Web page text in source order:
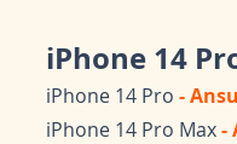
iPhone 14
iPhone 14 Pro -
iPhone 14 Pro Max-